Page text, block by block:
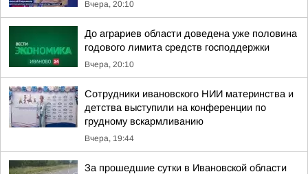
Вчера, 20:10
До аграриев области доведена уже половина
годового лимита средств господдержки
Вчера, 20:10
Сотрудники ивановского НИИ материнства и
детства выступили на конференции по
грудному вскармливанию
Вчера, 19:44
За прошедшие сутки в Ивановской области